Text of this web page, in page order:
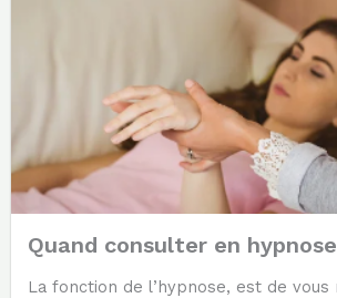
Quand consulter en
La fonction de l’hypnose, est de